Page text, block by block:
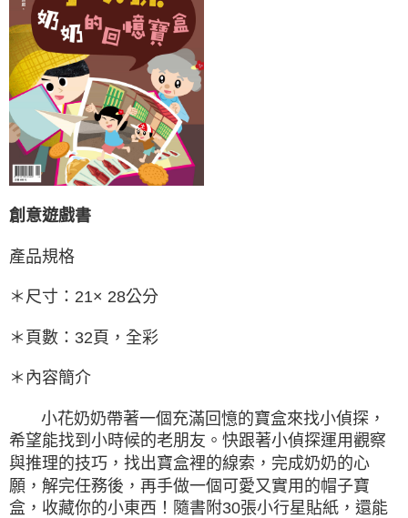
創意遊戲書
產品規格
＊尺寸：21× 28公分
＊頁數：32頁，全彩
＊內容簡介
小花奶奶帶著一個充滿回憶的寶盒來找小偵探，
希望能找到小時候的老朋友。快跟著小偵探運用觀察
與推理的技巧，找出寶盒裡的線索，完成奶奶的心
願，解完任務後，再手做一個可愛又實用的帽子寶
盒，收藏你的小東西！隨書附30張小行星貼紙，還能